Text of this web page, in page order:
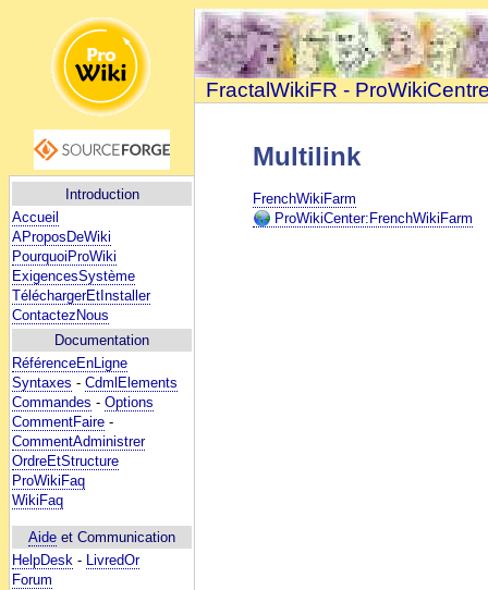
Introduction
Accueil
AProposDeWiki
PourquoiProWiki
ExigencesSystème
TéléchargerEtInstaller
ContactezNous
Documentation
RéférenceEnLigne
Syntaxes - CdmlElements
Commandes - Options
CommentFaire -
CommentAdministrer
OrdreEtStructure
ProWikiFaq
WikiFaq
Aide et Communication
HelpDesk - LivredOr
Forum
FractalWikiFR -
Multilink
FrenchWikiFarm
ProWikiCenter:FrenchWikiFarm